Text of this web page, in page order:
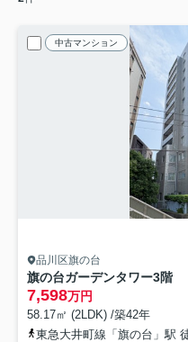
中古マンション
品川区旗の台
旗の台ガーデンタワー3階
7,598万円
58.17㎡ (2LDK) /築42年
東急大井町線「旗の台」駅